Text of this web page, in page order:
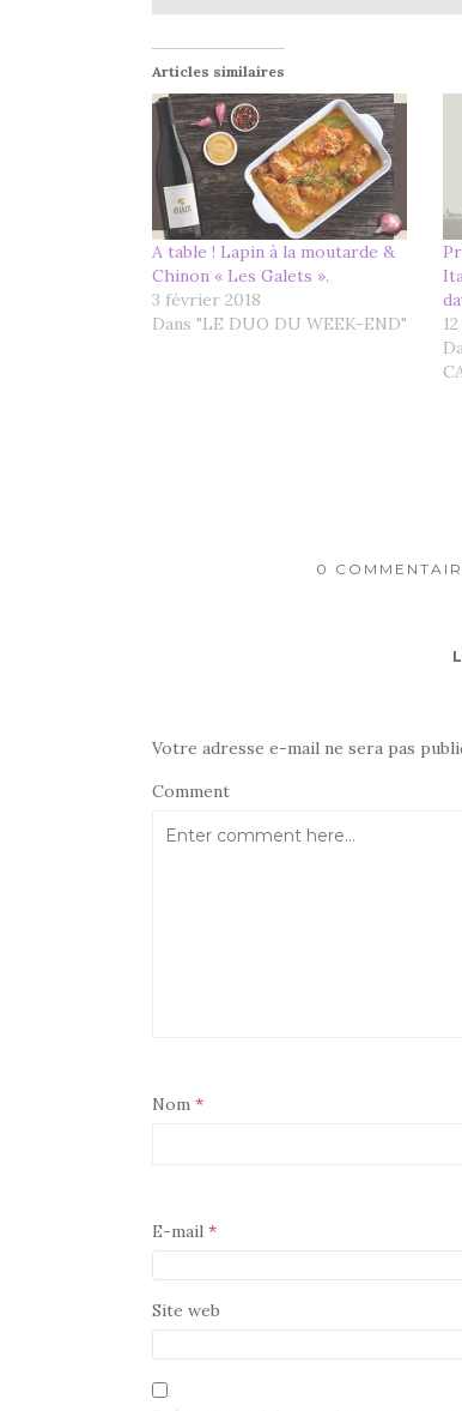
Articles similaires
A table ! Lapin à la moutarde &
Chinon « Les Galets ».
3 février 2018
Dans "LE DUO DU WEEK-END"
0
Votre adresse e-mail ne sera pas
Comment
Nom *
E-mail *
Site web